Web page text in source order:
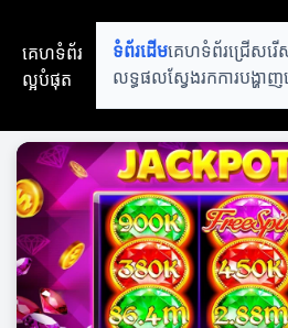
គេហទំព័រ
ល្អបំផុត
ទំព័រដើមគេហទំព័រជ្រើសរើ
លទ្ធផលស្វែងរកការបង្ហា